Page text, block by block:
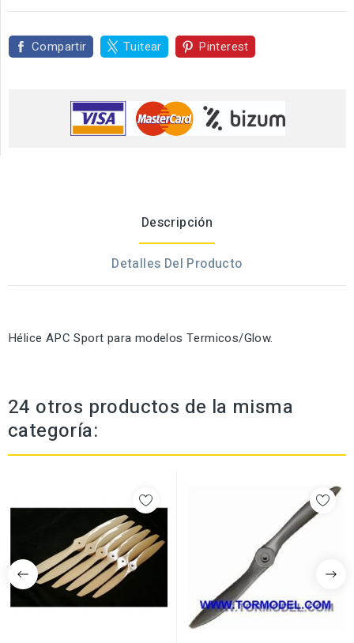
Compartir Tuitear Pinterest
Descripción
Detalles Del Producto
Hélice APC Sport para modelos Termicos/Glow.
24 otros productos de la misma
categoría: